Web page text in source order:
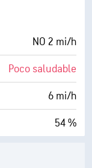
0 %
7 mi
30000 ft
NO 2 mi/h
Poco saludable
6 mi/h
54 %